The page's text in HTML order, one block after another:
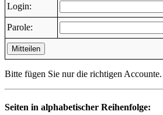
Login:
Parole:
Mitteilen
Bitte fügen Sie nur die richtigen Accounte.
Seiten in alphabetischer Reihenfolge: